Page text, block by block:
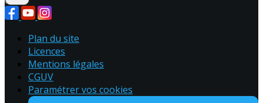
Plan du site
Licences
Mentions légales
CGUV
Paramétrer vos cookies